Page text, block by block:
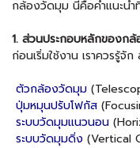
กล้องวัดมุม นี่คือคำแนะนำ
1. ส่วนประกอบหลักของก
ก่อนเริ่มใช้งาน เราควรรู้
ตัวกล้องวัดมุม
ปุ่มหมุนปรับโฟกัส
ระบบวัดมุมแนวนอน
ระบบวัดมุมดิ่ง (Vertical